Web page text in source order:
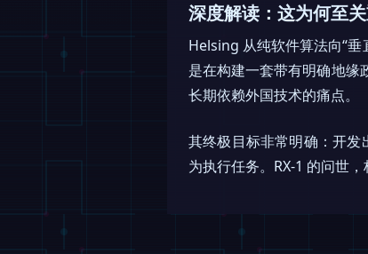
深度解读：这为何至
Helsing 从纯软件算法向“
是在构建一套带有明确地缘
长期依赖外国技术的痛点。
其终极目标非常明确：开发
为执行任务。RX-1 的问世